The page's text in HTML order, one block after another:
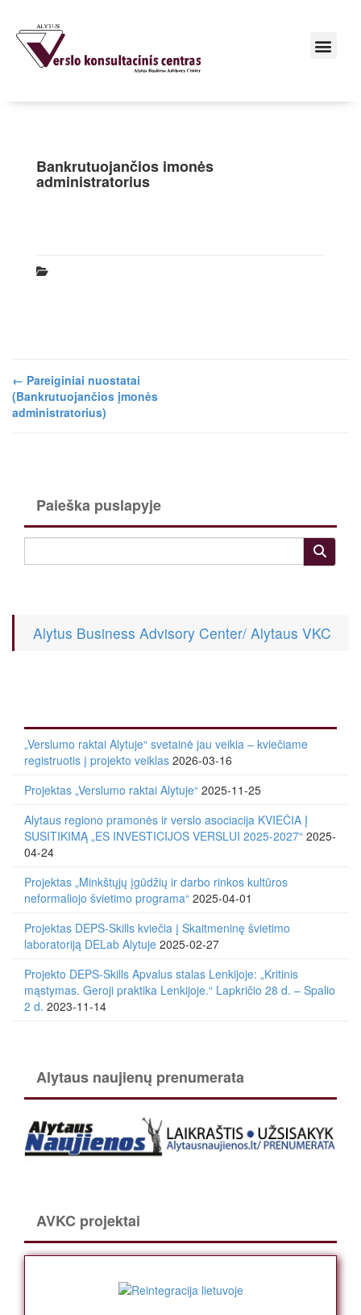
Bankrutuojančios imonės
administratorius
← Pareiginiai nuostatai
(Bankrutuojančios įmonės
administratorius)
Paieška puslapyje
Alytus Business Advisory Center/ Alytaus VKC
„Verslumo raktai Alytuje“ svetainė jau veikia – kviečiame
registruotis į projekto veiklas 2026-03-16
Projektas „Verslumo raktai Alytuje“ 2025-11-25
Alytaus regiono pramonės ir verslo asociacija KVIEČIA Į
SUSITIKIMĄ „ES INVESTICIJOS VERSLUI 2025-2027“ 2025-
04-24
Projektas „Minkštųjų įgūdžių ir darbo rinkos kultūros
neformaliojo švietimo programa“ 2025-04-01
Projektas DEPS-Skills kviečia į Skaitmeninę švietimo
laboratoriją DELab Alytuje 2025-02-27
Projekto DEPS-Skills Apvalus stalas Lenkijoje: „Kritinis
mąstymas. Geroji praktika Lenkijoje.“ Lapkričio 28 d. – Spalio
2 d. 2023-11-14
Alytaus naujienų prenumerata
AVKC projektai